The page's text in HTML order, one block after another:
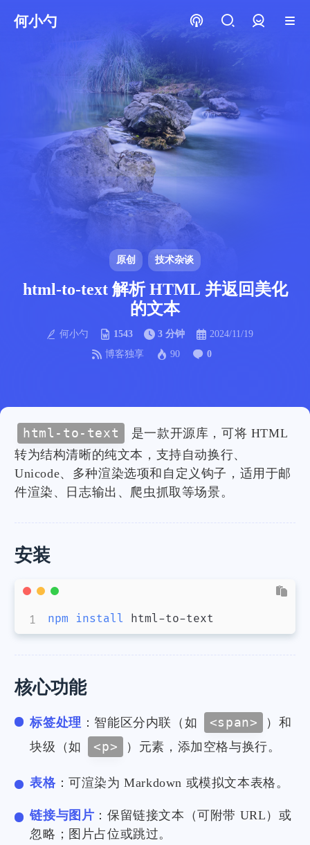
何小勺
原创 技术杂谈
html-to-text 解析 HTML 并返回美化
的文本
何小勺 1543 3 分钟
2024/11/19
博客独享
90 0
html-to-text
是一款开源库，可将 HTML
转为结构清晰的纯文本，支持自动换行、
Unicode、多种渲染选项和自定义钩子，适用于邮
件渲染、日志输出、爬虫抓取等场景。
安装
npm install html-to-text
核心功能
标签处理 ：智能区分内联（如 <span>
）和
块级（如
<p> ）元素，添加空格与换行。
表格：可渲染为 Markdown 或模拟文本表格。
链接与图片 ：保留链接文本（可附带 URL）或
忽略；图片占位或跳过。